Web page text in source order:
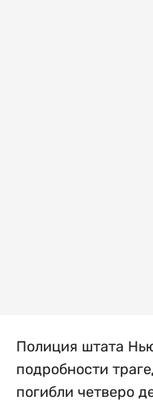
Полиция штата
подробности
погибли четверо